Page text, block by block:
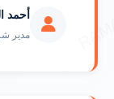
أحمد
مدير